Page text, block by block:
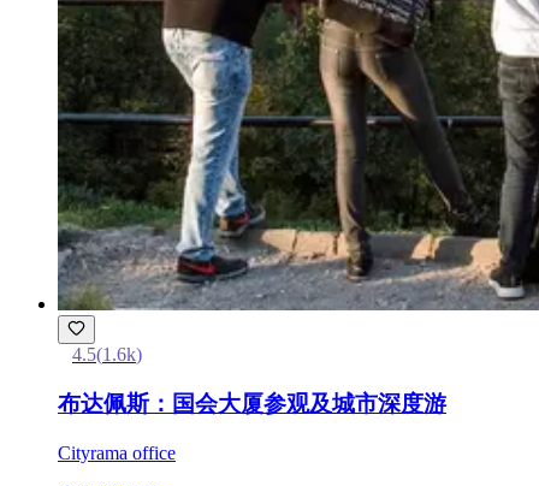
4.5(1.6k)
布达佩斯：国会大厦参观及城市深度游
Cityrama office